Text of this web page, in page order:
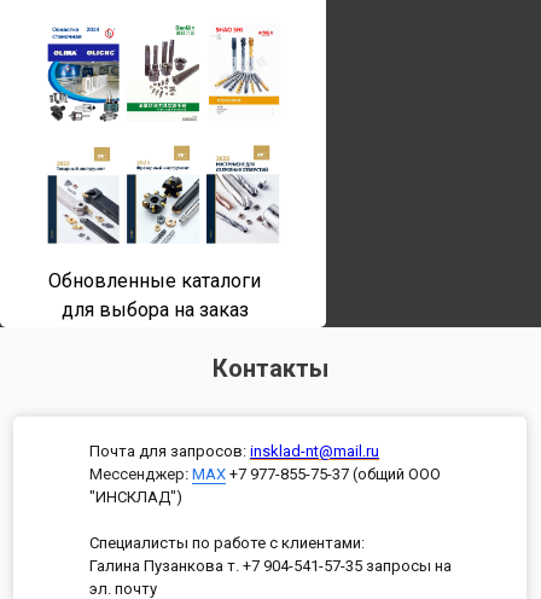
Обновленные каталоги
для выбора на заказ
Контакты
Почта для запросов: insklad-nt@mail.ru
Мессенджер: MAX +7 977-855-75-37 (общий ООО
"ИНСКЛАД")
Специалисты по работе с клиентами:
Галина Пузанкова т. +7 904-541-57-35 запросы на
эл. почту